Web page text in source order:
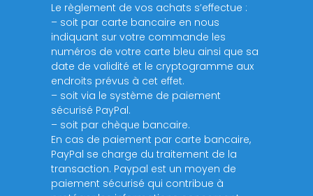
Le règlement de vos achats s’effectue :
– soit par carte bancaire en nous
indiquant sur votre commande les
numéros de votre carte bleu ainsi que sa
date de validité et le cryptogramme aux
endroits prévus à cet effet.
– soit via le système de paiement
sécurisé PayPal.
– soit par chèque bancaire.
En cas de paiement par carte bancaire,
PayPal se charge du traitement de la
transaction. Paypal est un moyen de
paiement sécurisé qui contribue à